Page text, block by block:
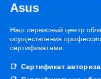
Asus
Наш сервисный центр
осуществления
сертификатами:
Сертификат